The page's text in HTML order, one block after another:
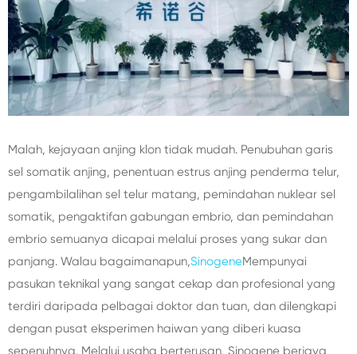
Malah, kejayaan anjing klon tidak mudah. Penubuhan garis
sel somatik anjing, penentuan estrus anjing penderma telur,
pengambilalihan sel telur matang, pemindahan nuklear sel
somatik, pengaktifan gabungan embrio, dan pemindahan
embrio semuanya dicapai melalui proses yang sukar dan
panjang. Walau bagaimanapun,SinogeneMempunyai
pasukan teknikal yang sangat cekap dan profesional yang
terdiri daripada pelbagai doktor dan tuan, dan dilengkapi
dengan pusat eksperimen haiwan yang diberi kuasa
sepenuhnya. Melalui usaha berterusan, Sinogene berjaya